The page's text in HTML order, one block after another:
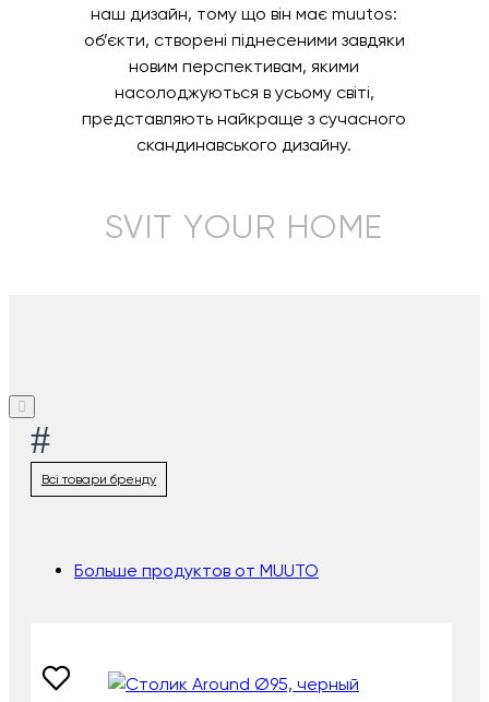
наш дизайн, тому що він має muutos:
об’єкти, створені піднесеними завдяки
новим перспективам, якими
насолоджуються в усьому світі,
представляють найкраще з сучасного
скандинавського дизайну.
SVIT YOUR HOME
#
Всі товари бренду
Больше продуктов от MUUTO